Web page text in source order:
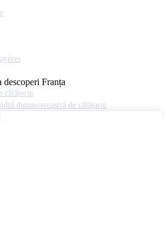
descoperi Franța
călătorie
dumneavoastră de călătorie